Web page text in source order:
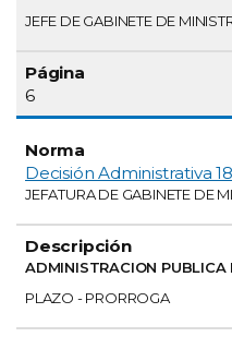
JEFE DE GABINETE DE
6
Decisión Administrativa
JEFATURA DE GABINETE DE
ADMINISTRACION PUBLICA
PLAZO - PRORROGA